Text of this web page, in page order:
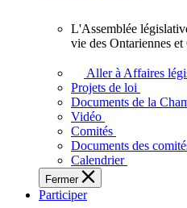
l'Ontario.
L'Assemblée
adopte
touchent
des
Ontariennes
et
L'Assemblée
vie des Ontariennes et
Aller à Affaires
Projets de loi
Documents de la
Vidéo
Comités
Documents des
Calendrier
Fermer
Participer